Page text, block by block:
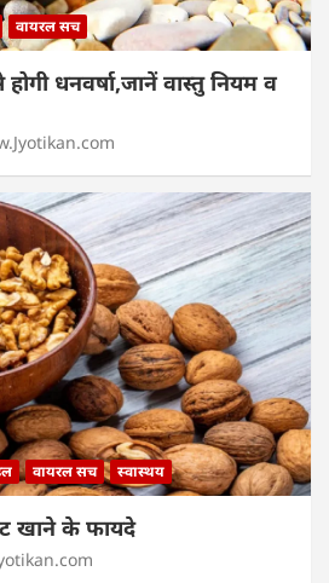
वायरल सच
धनवर्षा,जानें वास्तु नियम व
वायरल सच स्वास्थय
खाने के फायदे